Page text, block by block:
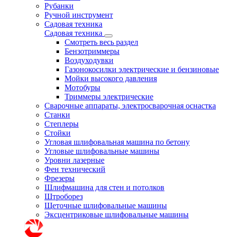
Рубанки
Ручной инструмент
Садовая техника
Садовая техника
Смотреть весь раздел
Бензотриммеры
Воздуходувки
Газонокосилки электрические и бензиновые
Мойки высокого давления
Мотобуры
Триммеры электрические
Сварочные аппараты, электросварочная оснастка
Станки
Степлеры
Стойки
Угловая шлифовальная машина по бетону
Угловые шлифовальные машины
Уровни лазерные
Фен технический
Фрезеры
Шлифмашина для стен и потолков
Штроборез
Щеточные шлифовальные машины
Эксцентриковые шлифовальные машины